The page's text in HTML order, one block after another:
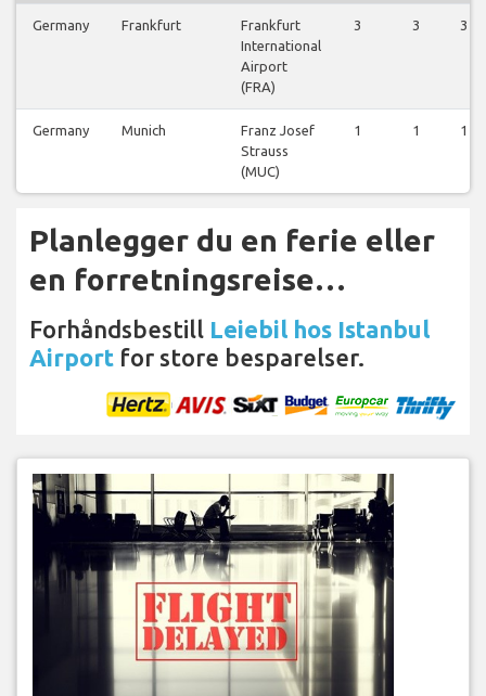
Germany Frankfurt
Frankfurt
International
Airport
(FRA)
3 3 3
Germany Munich
Franz Josef
Strauss
(MUC)
1 1 1
Planlegger du en ferie eller
en forretningsreise…
Forhåndsbestill Leiebil hos Istanbul
Airport for store besparelser.